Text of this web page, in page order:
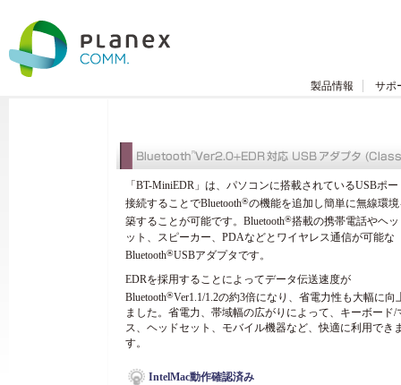
製品情報 サポ
「BT-MiniEDR」は、パソコンに搭載されているUSBポ
接続することでBluetooth®の機能を追加し簡単に無線環
築することが可能です。Bluetooth®搭載の携帯電話やヘ
ット、スピーカー、PDAなどとワイヤレス通信が可能な
Bluetooth®USBアダプタです。
EDRを採用することによってデータ伝送速度が
Bluetooth®Ver1.1/1.2の約3倍になり、省電力性も大幅に向
ました。省電力、帯域幅の広がりによって、キーボード/
ス、ヘッドセット、モバイル機器など、快適に利用でき
す。
IntelMac動作確認済み